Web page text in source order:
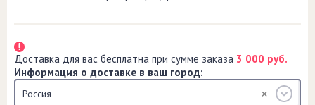
Доставка для вас бесплатна при сумме заказа 3 000 руб.
Информация о доставке в ваш город:
Россия